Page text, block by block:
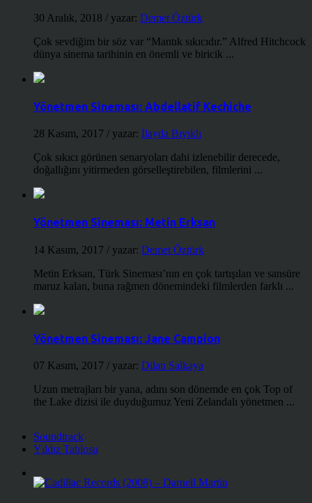
30 Aralık, 2018 / yazar: Demet Öztürk
Çok sevdiğim bir söz var “Mantık sıkıcıdır.” Alfred Hitchcock
dünya sinema tarihinin en önemli ve biricik ...
Yönetmen Sineması: Abdellatif Kechiche
28 Kasım, 2017 / yazar: İlayda Bıyıklı
Çok sıkıcı görünen senaryoları dahi izlenebilir derecede,
doğallığını yitirmeden görselleştirebilen, filmlerini ...
Yönetmen Sineması: Metin Erksan
14 Kasım, 2017 / yazar: Demet Öztürk
Metin Erksan, Türk Sineması’nın en çok tartışılan ve sansüre
maruz kalan, buna rağmen dönemindeki filmlerden farklı ...
Yönetmen Sineması: Jane Campion
07 Kasım, 2017 / yazar: Dilan Salkaya
Uzun metrajları bir yana, adını son dönemde en çok Top of
the Lake dizisi ile duyduğumuz Yeni Zelandalı yönetmen ...
Soundtrack
Yıldız Tablosu